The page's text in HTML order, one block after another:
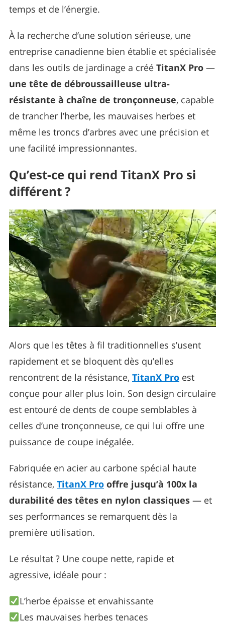
temps et de l’énergie.
À la recherche d’une solution sérieuse, une
entreprise canadienne bien établie et spécialisée
dans les outils de jardinage a créé TitanX Pro —
une tête de débroussailleuse ultra-
résistante à chaîne de tronçonneuse, capable
de trancher l’herbe, les mauvaises herbes et
même les troncs d’arbres avec une précision et
une facilité impressionnantes.
Qu’est-ce qui rend TitanX Pro si
différent ?
Alors que les têtes à fil traditionnelles s’usent
rapidement et se bloquent dès qu’elles
rencontrent de la résistance, TitanX Pro est
conçue pour aller plus loin. Son design circulaire
est entouré de dents de coupe semblables à
celles d’une tronçonneuse, ce qui lui offre une
puissance de coupe inégalée.
Fabriquée en acier au carbone spécial haute
résistance, TitanX Pro offre jusqu’à 100x la
durabilité des têtes en nylon classiques — et
ses performances se remarquent dès la
première utilisation.
Le résultat ? Une coupe nette, rapide et
agressive, idéale pour :
L’herbe épaisse et envahissante
Les mauvaises herbes tenaces